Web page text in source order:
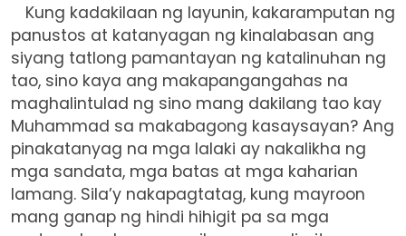
Kung kadakilaan ng layunin, kakaramputan ng
panustos at katanyagan ng kinalabasan ang
siyang tatlong pamantayan ng katalinuhan ng
tao, sino kaya ang makapangangahas na
maghalintulad ng sino mang dakilang tao kay
Muhammad sa makabagong kasaysayan? Ang
pinakatanyag na mga lalaki ay nakalikha ng
mga sandata, mga batas at mga kaharian
lamang. Sila’y nakapagtatag, kung mayroon
mang ganap ng hindi hihigit pa sa mga